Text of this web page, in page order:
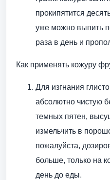
прокипятится
уже можно выпить
раза в день и
Как применять кожуру
Для изгнания
абсолютно чистую
темных пятен,
измельчить в
пожалуйста,
больше, только на
день до еды.